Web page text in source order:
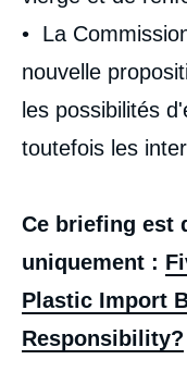
• La
nouvelle
les possibilités
toutefois les
Ce briefing est
uniquement :
Plastic Import
Responsibility?
Eugénie
l'interdiction
en Chine :
2022.
Copier